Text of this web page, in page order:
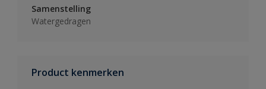
Samenstelling
Watergedragen
Product kenmerken